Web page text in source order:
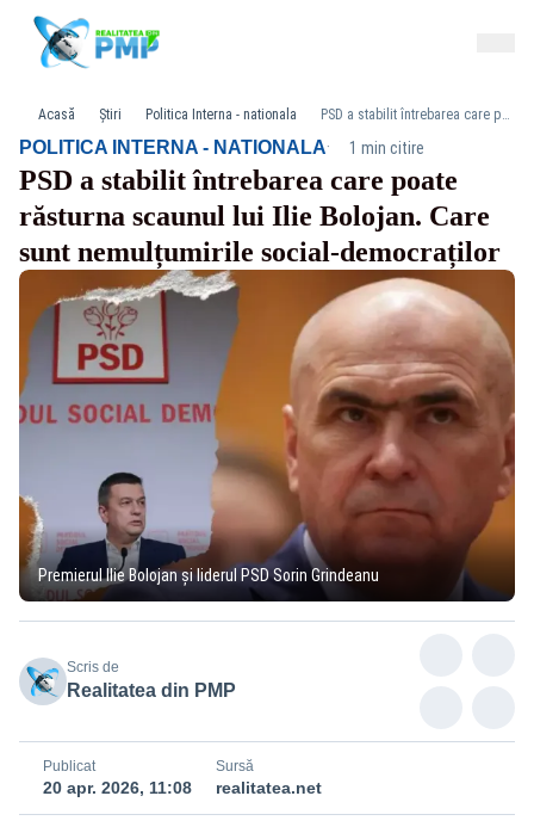
Acasă Știri Politica Interna - nationala PSD a stabilit întrebarea care poate răsturna scaunul lui Ilie Bolojan. Care sunt nemulțumirile social-democraților
POLITICA INTERNA - NATIONALA· 1 min citire
PSD a stabilit întrebarea care poate
răsturna scaunul lui Ilie Bolojan. Care
sunt nemulțumirile social-democraților
Premierul Ilie Bolojan și liderul PSD Sorin Grindeanu
Scris de
Realitatea din PMP
Publicat
20 apr. 2026, 11:08
Sursă
realitatea.net